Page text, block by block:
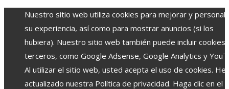
Nuestro sitio web utiliza cookies para mejorar y
su experiencia, así como para mostrar anuncios (si los
hubiera). Nuestro sitio web también puede incluir cookies
terceros, como Google Adsense, Google Analytics y
Al utilizar el sitio web, usted acepta el uso de cookies.
actualizado nuestra Política de privacidad. Haga clic en el